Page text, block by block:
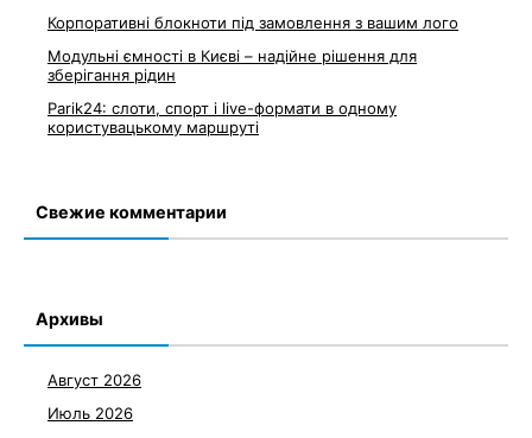
Корпоративні блокноти під замовлення з вашим лого
Модульні ємності в Києві – надійне рішення для
зберігання рідин
Parik24: слоти, спорт і live-формати в одному
користувацькому маршруті
Свежие комментарии
Архивы
Август 2026
Июль 2026